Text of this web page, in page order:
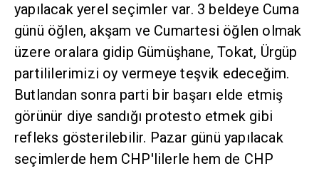
yapılacak yerel seçimler var. 3 beldeye Cuma
günü öğlen, akşam ve Cumartesi öğlen olmak
üzere oralara gidip Gümüşhane, Tokat, Ürgüp
partililerimizi oy vermeye teşvik edeceğim.
Butlandan sonra parti bir başarı elde etmiş
görünür diye sandığı protesto etmek gibi
refleks gösterilebilir. Pazar günü yapılacak
seçimlerde hem CHP'lilerle hem de CHP